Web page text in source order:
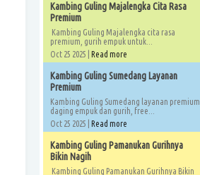
Kambing Guling Majalengka Cita Rasa
Premium
Kambing Guling Majalengka cita rasa
premium, gurih empuk untuk...
Oct 25 2025 | Read more
Kambing Guling Sumedang Layanan
Premium
Kambing Guling Sumedang layanan premium,
daging empuk dan gurih, free...
Oct 25 2025 | Read more
Kambing Guling Pamanukan Gurihnya
Bikin Nagih
Kambing Guling Pamanukan Gurihnya Bikin